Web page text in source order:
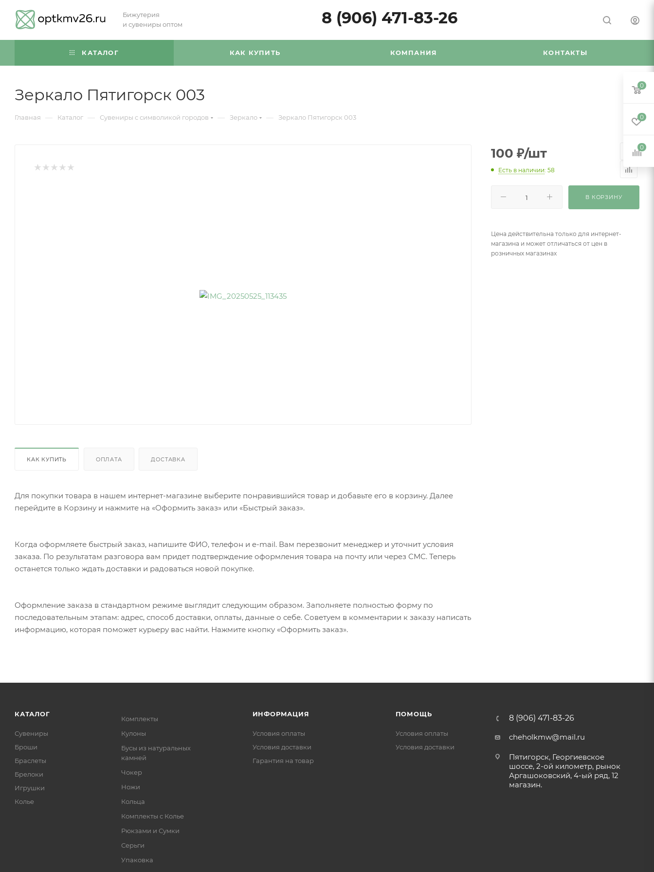
Бижутерия
и сувениры оптом
8 (906) 471-83-26
КАТАЛОГ КАК КУПИТЬ КОМПАНИЯ КОНТАКТЫ
Зеркало Пятигорск 003
Главная — Каталог — Сувениры с символикой городов — Зеркало — Зеркало Пятигорск 003
КАК КУПИТЬ ОПЛАТА ДОСТАВКА
Для покупки товара в нашем интернет-магазине выберите понравившийся товар и добавьте его в корзину. Далее
перейдите в Корзину и нажмите на «Оформить заказ» или «Быстрый заказ».
Когда оформляете быстрый заказ, напишите ФИО, телефон и e-mail. Вам перезвонит менеджер и уточнит условия
заказа. По результатам разговора вам придет подтверждение оформления товара на почту или через СМС. Теперь
останется только ждать доставки и радоваться новой покупке.
Оформление заказа в стандартном режиме выглядит следующим образом. Заполняете полностью форму по
последовательным этапам: адрес, способ доставки, оплаты, данные о себе. Советуем в комментарии к заказу написать
информацию, которая поможет курьеру вас найти. Нажмите кнопку «Оформить заказ».
100 ₽/шт
Есть в наличии: 58
В КОРЗИНУ
Цена действительна только для интернет-
магазина и может отличаться от цен в
розничных магазинах
КАТАЛОГ
Сувениры
Броши
Браслеты
Брелоки
Игрушки
Колье
Комплекты
Кулоны
Бусы из натуральных
камней
Чокер
Ножи
Кольца
Комплекты с Колье
Рюкзами и Сумки
Серьги
Упаковка
ИНФОРМАЦИЯ
Условия оплаты
Условия доставки
Гарантия на товар
ПОМОЩЬ
Условия оплаты
Условия доставки
8 (906) 471-83-26
cheholkmw@mail.ru
Пятигорск, Георгиевское
шоссе, 2-ой километр, рынок
Аргашоковский, 4-ый ряд, 12
магазин.
0
0
0